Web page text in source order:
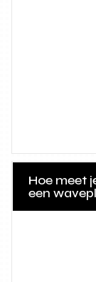
Hoe meet
een